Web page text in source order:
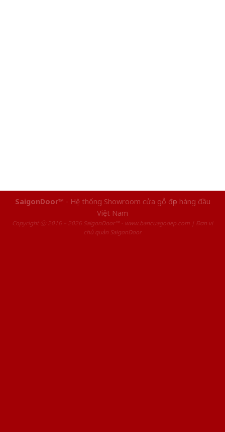
SaigonDoor™ - Hệ thống Showroom cửa gỗ đẹp hàng đầu
Việt Nam
Copyright ⓒ 2016 – 2026 SaigonDoor™ - www.bancuagodep.com | Đơn vị
chủ quản SaigonDoor